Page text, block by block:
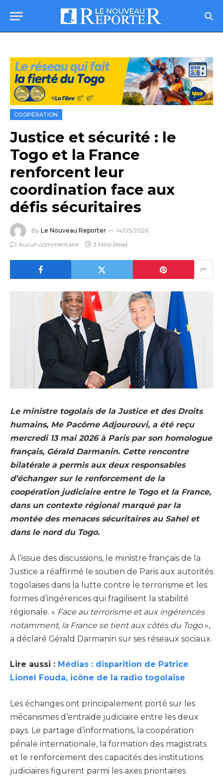
COOPÉRATION
Justice et sécurité : le
Togo et la France
renforcent leur
coordination face aux
défis sécuritaires
By Le Nouveau Reporter
14/05/2026
Aucun commentaire
3 Mins Read
Le ministre togolais de la Justice et des Droits
humains, Me Pacôme Adjourouvi, a été reçu
mercredi 13 mai 2026 à Paris par son homologue
français, Gérald Darmanin. Cette rencontre
bilatérale a permis aux deux responsables
d’échanger sur le renforcement de la
coopération judiciaire entre le Togo et la France,
dans un contexte régional marqué par la
montée des menaces sécuritaires au Sahel et
dans le nord du Togo.
À l’issue des discussions, le ministre français de la
Justice a réaffirmé le soutien de Paris aux autorités
togolaises dans la lutte contre le terrorisme et les
formes d’ingérences qui fragilisent la stabilité
régionale. « Face au terrorisme et aux ingérences
notamment, la France se tient aux côtés du Togo»,
a déclaré Gérald Darmanin sur ses réseaux sociaux.
Lire aussi : Médias : disparition de Patrice
Lionel Fouda, icône de la radio togolaise
Les échanges ont principalement porté sur les
mécanismes d’entraide judiciaire entre les deux
pays. Le partage d’informations, la coopération
pénale internationale, la formation des magistrats
et le renforcement des capacités des institutions
judiciaires figurent parmi les axes prioritaires